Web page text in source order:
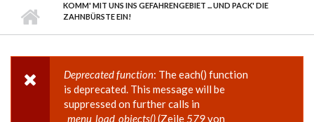
KOMM' MIT UNS INS GEFAHRENGEBIET ... UND PACK' DIE
ZAHNBÜRSTE EIN!
FEHLERMELDUNG
Deprecated function: The each() function
is deprecated. This message will be
suppressed on further calls in
_menu_load_objects()(Zeile579von